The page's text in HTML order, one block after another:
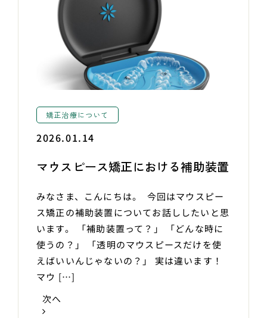
矯正治療について
2026.01.14
マウスピース矯正における補助装置
みなさま、こんにちは。 今回はマウスピー
ス矯正の補助装置についてお話ししたいと思
います。 「補助装置って？」 「どんな時に
使うの？」 「透明のマウスピースだけを使
えばいいんじゃないの？」 実は違います！
マウ […]
次へ